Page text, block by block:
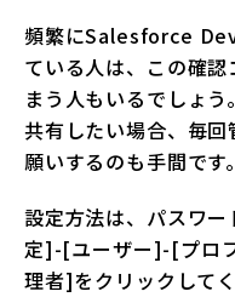
頻繁にSalesforce
ている人は、この確
まう人もいるでしょ
共有したい場合、毎
願いするのも手間です。
設定方法は、パスワ
定]-[ユーザー]-[プロ
理者]をクリックしてく